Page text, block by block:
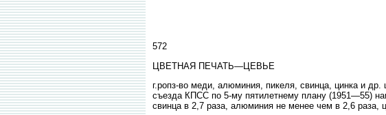
572
ЦВЕТНАЯ ПЕЧАТЬ—ЦЕВЬЕ
г.ропз-во меди, алюминия, пикеля, свинца, цинка и
съезда КПСС по 5-му пятилетнему плану (1951—55)
свинца в 2,7 раза, алюминия не менее чем в 2,6 раза,